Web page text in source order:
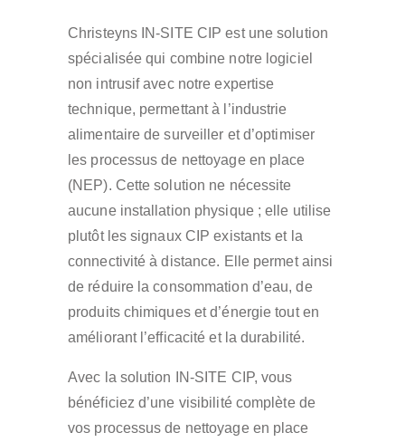
Christeyns IN-SITE CIP est une solution
spécialisée qui combine notre logiciel
non intrusif avec notre expertise
technique, permettant à l’industrie
alimentaire de surveiller et d’optimiser
les processus de nettoyage en place
(NEP). Cette solution ne nécessite
aucune installation physique ; elle utilise
plutôt les signaux CIP existants et la
connectivité à distance. Elle permet ainsi
de réduire la consommation d’eau, de
produits chimiques et d’énergie tout en
améliorant l’efficacité et la durabilité.
Avec la solution IN-SITE CIP, vous
bénéficiez d’une visibilité complète de
vos processus de nettoyage en place